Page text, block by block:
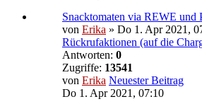
Snacktomaten via REWE und
von Erika » Do 1. Apr 2021,
Rückrufaktionen (auf die
Antworten: 0
Zugriffe: 13541
von Erika Neuester Beitrag
Do 1. Apr 2021, 07:10